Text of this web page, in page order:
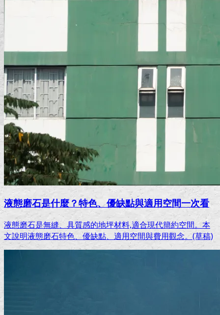
液態磨石是什麼？特色、優缺點與適用空間一次看
液態磨石是無縫、具質感的地坪材料,適合現代簡約空間。本
文說明液態磨石特色、優缺點、適用空間與費用觀念。(草稿)